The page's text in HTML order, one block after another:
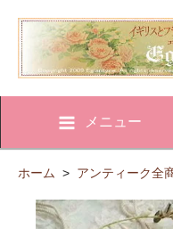
メニュー
ホーム > アンティーク全